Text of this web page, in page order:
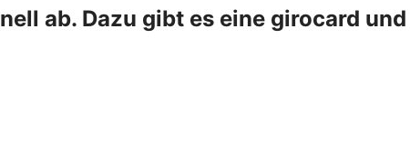
ab. Dazu gibt es eine girocard und